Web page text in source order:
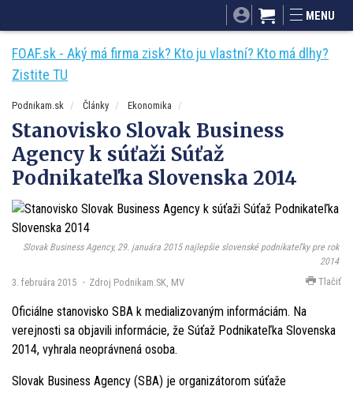
Mnamky-recepty.sk
MENU
FOAF.sk - Aký má firma zisk? Kto ju vlastní? Kto má dlhy?
Zistite TU
Podnikam.sk Články Ekonomika
Stanovisko Slovak Business
Agency k súťaži Súťaž
Podnikateľka Slovenska 2014
Slovak Business Agency, 29. januára 2015 najlepšie slovenské podnikateľky pre rok
2014
3. februára 2015 Zdroj Podnikam.SK, MV Tlačiť
Oficiálne stanovisko SBA k medializovaným informáciám. Na
verejnosti sa objavili informácie, že Súťaž Podnikateľka Slovenska
2014, vyhrala neoprávnená osoba.
Slovak Business Agency (SBA) je organizátorom súťaže